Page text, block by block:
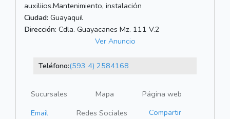
auxiliios.Mantenimiento, instalación
Ciudad: Guayaquil
Dirección: Cdla. Guayacanes Mz. 111 V.2
Ver Anuncio
Teléfono:(593 4) 2584168
Sucursales Mapa
Página web
Email
Redes Sociales Compartir